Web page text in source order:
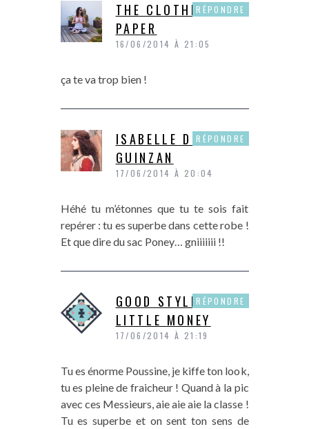
THE CLOTHES
PAPER
16/06/2014 À 21:05
ça te va trop bien !
RÉPONDRE
ISABELLE DE
GUINZAN
17/06/2014 À 20:04
Héhé tu m’étonnes que tu te sois fait
repérer : tu es superbe dans cette robe !
Et que dire du sac Poney… gniiiiiii !!
RÉPONDRE
GOOD STYLE
LITTLE MONEY
17/06/2014 À 21:19
Tu es énorme Poussine, je kiffe ton look,
tu es pleine de fraicheur ! Quand à la pic
avec ces Messieurs, aie aie aie la classe !
Tu es superbe et on sent ton sens de
RÉPONDRE